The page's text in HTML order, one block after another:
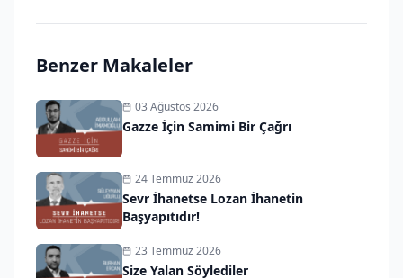
Benzer Makaleler
03 Ağustos 2026
Gazze İçin Samimi Bir Çağrı
24 Temmuz 2026
Sevr İhanetse Lozan İhanetin
Başyapıtıdır!
23 Temmuz 2026
Size Yalan Söylediler